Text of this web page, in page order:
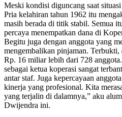
Meski kondisi diguncang saat
Pria kelahiran tahun 1962 itu
masih berada di titik stabil. Semua
percaya menempatkan dana di
Begitu juga dengan anggota yang
mengembalikan pinjaman. Terbukti,
Rp. 16 miliar lebih dari 728
sebagai ketua koperasi sangat
antar staf. Juga kepercayaan
kinerja yang profesional. Kita
yang terjalin di dalamnya,” aku
Dwijendra ini.